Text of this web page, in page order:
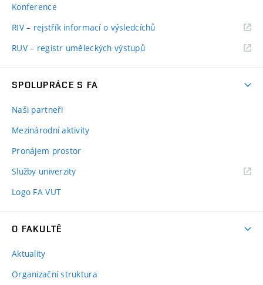
Konference
RIV – rejstřík informací o výsledcíchů
RUV – registr uměleckých výstupů
SPOLUPRÁCE S FA
Naši partneři
Mezinárodní aktivity
Pronájem prostor
Služby univerzity
Logo FA VUT
O FAKULTĚ
Aktuality
Organizační struktura